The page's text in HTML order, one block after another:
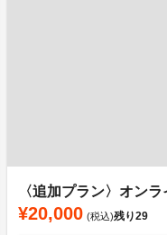
〈追加プラン〉オン
¥20,000 (税込)残り29